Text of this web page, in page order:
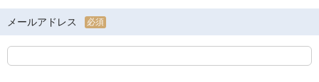
メールアドレス 必須